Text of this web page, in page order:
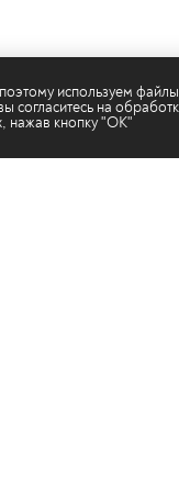
используем файлы
согласитесь на
, нажав кнопку "ОК"